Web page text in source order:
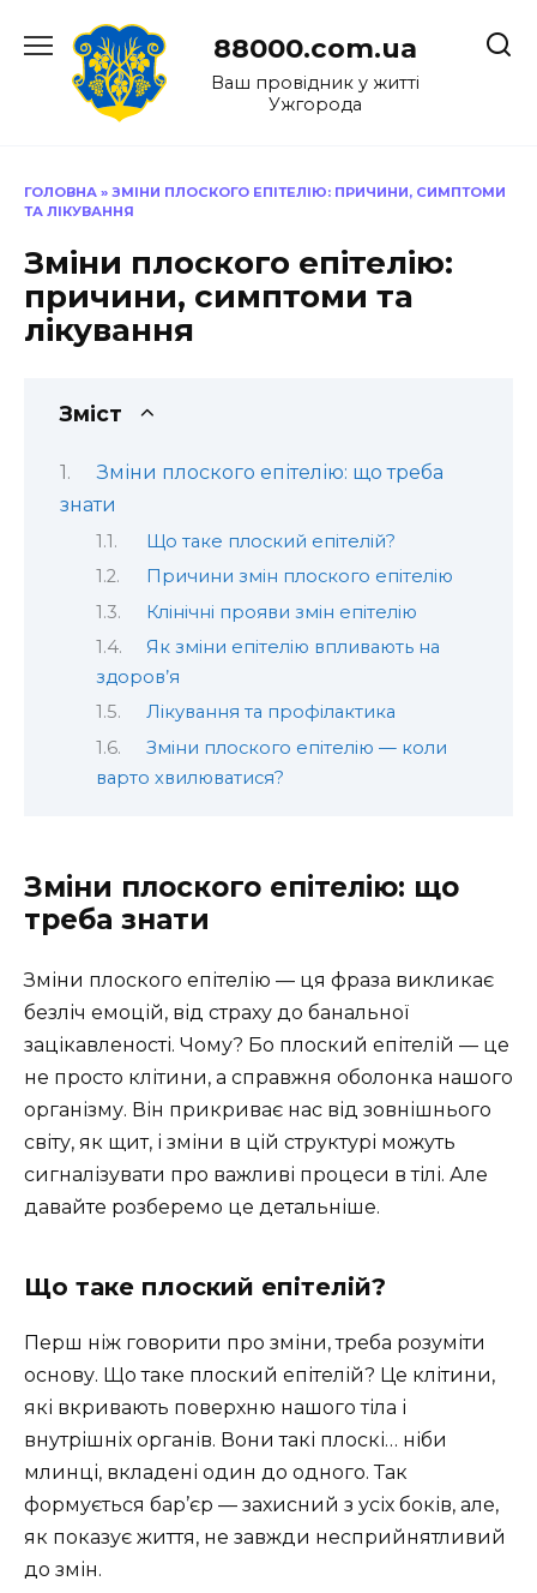
до
88000.com.ua
Ваш провідник у житті
Ужгорода
ГОЛОВНА » ЗМІНИ ПЛОСКОГО ЕПІТЕЛІЮ: ПРИЧИНИ, СИМПТОМИ
ТА ЛІКУВАННЯ
Зміни плоского епітелію:
причини, симптоми та
лікування
Зміст
Зміни плоского епітелію: що треба
знати
Що таке плоский епітелій?
Причини змін плоского епітелію
Клінічні прояви змін епітелію
Як зміни епітелію впливають на
здоров’я
Лікування та профілактика
Зміни плоского епітелію — коли
варто хвилюватися?
Зміни плоского епітелію: що
треба знати
Зміни плоского епітелію — ця фраза викликає
безліч емоцій, від страху до банальної
зацікавленості. Чому? Бо плоский епітелій — це
не просто клітини, а справжня оболонка нашого
організму. Він прикриває нас від зовнішнього
світу, як щит, і зміни в цій структурі можуть
сигналізувати про важливі процеси в тілі. Але
давайте розберемо це детальніше.
Що таке плоский епітелій?
Перш ніж говорити про зміни, треба розуміти
основу. Що таке плоский епітелій? Це клітини,
які вкривають поверхню нашого тіла і
внутрішніх органів. Вони такі плоскі… ніби
млинці, вкладені один до одного. Так
формується бар’єр — захисний з усіх боків, але,
як показує життя, не завжди несприйнятливий
до змін.